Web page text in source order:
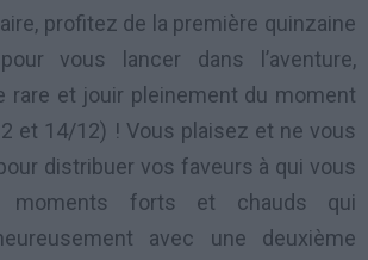
profitez de la première quinzaine
vous lancer dans l’aventure,
rare et jouir pleinement du moment
et 14/12) ! Vous plaisez et ne vous
distribuer vos faveurs à qui vous
moments forts et chauds qui
avec une deuxième